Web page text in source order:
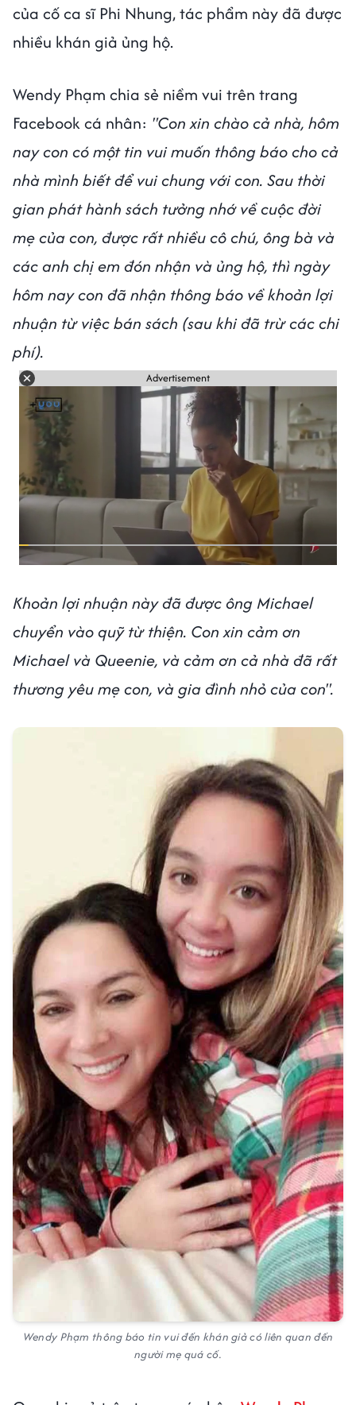
của cố ca sĩ Phi Nhung, tác phẩm này đã được
nhiều khán giả ủng hộ.
Wendy Phạm chia sẻ niềm vui trên trang
Facebook cá nhân: "Con xin chào cả nhà, hôm
nay con có một tin vui muốn thông báo cho cả
nhà mình biết để vui chung với con. Sau thời
gian phát hành sách tưởng nhớ về cuộc đời
mẹ của con, được rất nhiều cô chú, ông bà và
các anh chị em đón nhận và ủng hộ, thì ngày
hôm nay con đã nhận thông báo về khoản lợi
nhuận từ việc bán sách (sau khi đã trừ các chi
phí).
Advertisement
Khoản lợi nhuận này đã được ông Michael
chuyển vào quỹ từ thiện. Con xin cảm ơn
Michael và Queenie, và cảm ơn cả nhà đã rất
thương yêu mẹ con, và gia đình nhỏ của con".
Wendy Phạm thông báo tin vui đến khán giả có liên quan đến
người mẹ quá cố.